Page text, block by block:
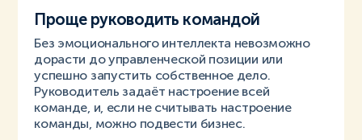
Проще руководить командой
Без эмоционального интеллекта невозможно
дорасти до управленческой позиции или
успешно запустить собственное дело.
Руководитель задаёт настроение всей
команде, и, если не считывать настроение
команды, можно подвести бизнес.